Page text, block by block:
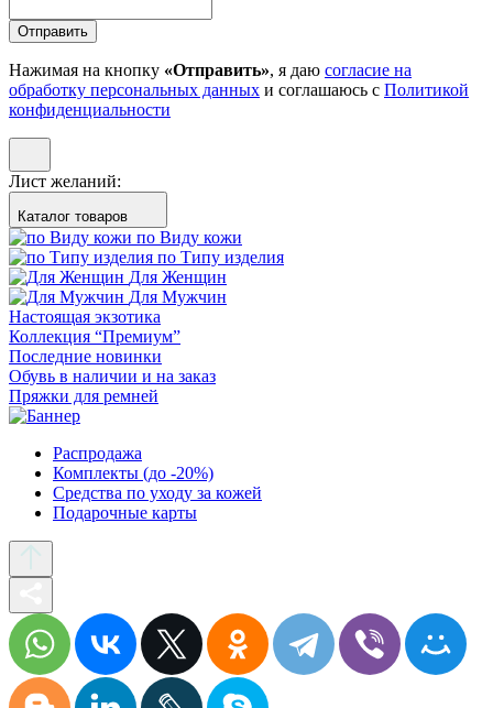
Отправить
Нажимая на кнопку «Отправить», я даю согласие на
обработку персональных данных и соглашаюсь с Политикой
конфиденциальности
Лист желаний:
Каталог товаров
по Виду кожи
по Типу изделия
Для Женщин
Для Мужчин
Настоящая экзотика
Коллекция “Премиум”
Последние новинки
Обувь в наличии и на заказ
Пряжки для ремней
Распродажа
Комплекты (до -20%)
Средства по уходу за кожей
Подарочные карты